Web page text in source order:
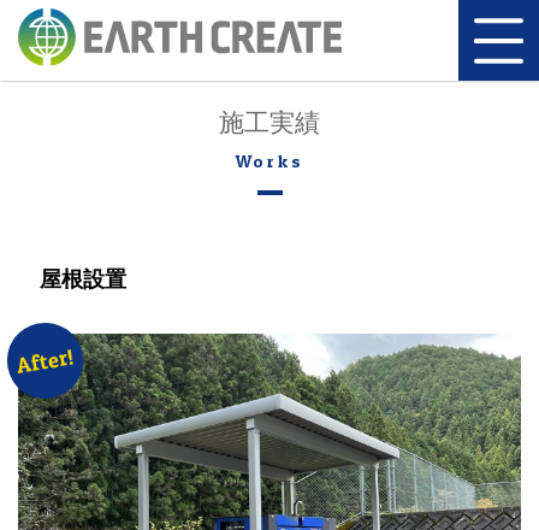
施工実績
屋根設置